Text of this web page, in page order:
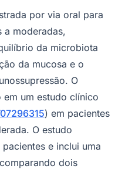
por via oral para
a moderadas,
da microbiota
da mucosa e o
O
um estudo clínico
) em pacientes
O estudo
e inclui uma
dois